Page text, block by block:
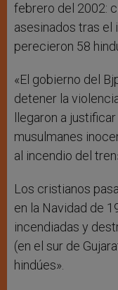
febrero del 2002:
asesinados tras el
perecieron 58
«El gobierno del
detener la
llegaron a
musulmanes
al incendio del
Los cristianos
en la Navidad de
incendiadas y
(en el sur de
hindúes».